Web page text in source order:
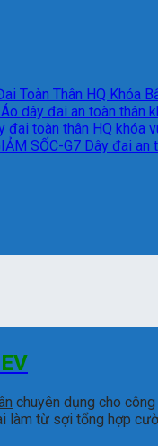
Toàn Thân HQ Khóa
Áo dây đai an toàn thân
đai toàn thân HQ khóa
Dây đai an
chuyên dụng cho
từ sợi tổng hợp